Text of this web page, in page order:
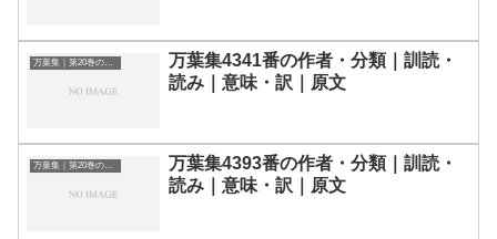
万葉集｜第20巻の和歌一覧
万葉集4341番の作者・分類｜訓読・
読み｜意味・訳｜原文
万葉集｜第20巻の和歌一覧
万葉集4393番の作者・分類｜訓読・
読み｜意味・訳｜原文